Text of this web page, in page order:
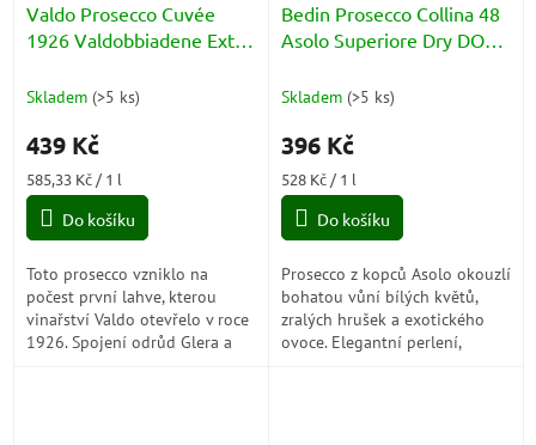
Valdo Prosecco Cuvée
1926 Valdobbiadene Extra
Skladem (>5 ks)
439 Kč
Měrná
cena:
585,33 Kč / 1 l
Do košíku
Toto prosecco vzniklo na
počest první lahve, kterou
vinařství Valdo otevřelo v roce
1926. Spojení odrůd Glera a
Bedin Prosecco Collina 48
Asolo Superiore Dry DOCG
Skladem (>5 ks)
396 Kč
Měrná
cena:
528 Kč / 1 l
Do košíku
Prosecco z kopců Asolo okouzlí
bohatou vůní bílých květů,
zralých hrušek a exotického
ovoce. Elegantní perlení,